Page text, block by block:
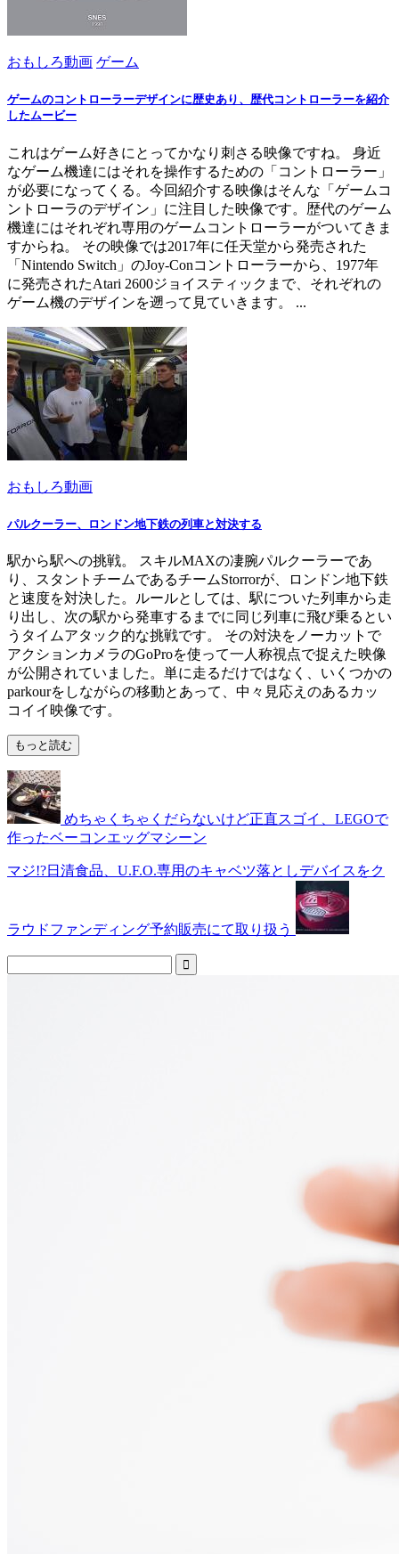
おもしろ動画 ゲーム
ゲームのコントローラーデザインに歴史あり、歴代コントローラーを紹介
したムービー
これはゲーム好きにとってかなり刺さる映像ですね。 身近
なゲーム機達にはそれを操作するための「コントローラー」
が必要になってくる。今回紹介する映像はそんな「ゲームコ
ントローラのデザイン」に注目した映像です。歴代のゲーム
機達にはそれぞれ専用のゲームコントローラーがついてきま
すからね。 その映像では2017年に任天堂から発売された
「Nintendo Switch」のJoy-Conコントローラーから、1977年
に発売されたAtari 2600ジョイスティックまで、それぞれの
ゲーム機のデザインを遡って見ていきます。 ...
おもしろ動画
パルクーラー、ロンドン地下鉄の列車と対決する
駅から駅への挑戦。 スキルMAXの凄腕パルクーラーであ
り、スタントチームであるチームStorrorが、ロンドン地下鉄
と速度を対決した。ルールとしては、駅についた列車から走
り出し、次の駅から発車するまでに同じ列車に飛び乗るとい
うタイムアタック的な挑戦です。 その対決をノーカットで
アクションカメラのGoProを使って一人称視点で捉えた映像
が公開されていました。単に走るだけではなく、いくつかの
parkourをしながらの移動とあって、中々見応えのあるカッ
コイイ映像です。
もっと読む
めちゃくちゃくだらないけど正直スゴイ、LEGOで
作ったベーコンエッグマシーン
マジ!?日清食品、U.F.O.専用のキャベツ落としデバイスをク
ラウドファンディング予約販売にて取り扱う